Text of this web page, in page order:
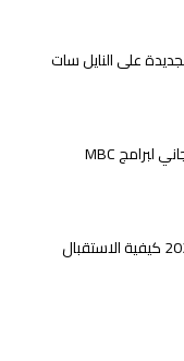
على النايل سات
تردد قناة CBC الفضائية 2025 كيفية الاستقبال